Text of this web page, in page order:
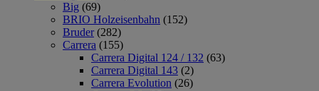
Big (69)
BRIO Holzeisenbahn (152)
Bruder (282)
Carrera (155)
Carrera Digital 124 / 132 (63)
Carrera Digital 143 (2)
Carrera Evolution (26)